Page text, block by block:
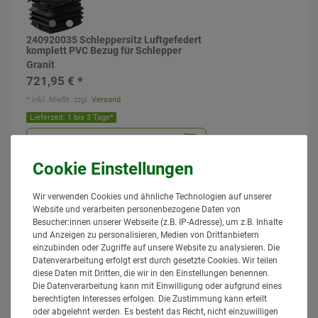
240920035 Schleppersitz Luftgefedert
komplett PVC Bezug für Schlepper
Granit
721,95 € *
Lieferzeit: 1 bis 3 Tage*
In den Warenkorb
* inkl. MwSt. zzgl.Versand
240920042 Schleppersitz mechanisch
gefedert mit komplett PVC Bezug
Granit
408,95 € *
Wir verwenden Cookies und ähnliche Technologien auf unserer
Website und verarbeiten personenbezogene Daten von
Besucher:innen unserer Webseite (z.B. IP-Adresse), um z.B. Inhalte
und Anzeigen zu personalisieren, Medien von Drittanbietern
einzubinden oder Zugriffe auf unsere Website zu analysieren. Die
Datenverarbeitung erfolgt erst durch gesetzte Cookies. Wir teilen
diese Daten mit Dritten, die wir in den Einstellungen benennen.
Die Datenverarbeitung kann mit Einwilligung oder aufgrund eines
berechtigten Interesses erfolgen. Die Zustimmung kann erteilt
oder abgelehnt werden. Es besteht das Recht, nicht einzuwilligen